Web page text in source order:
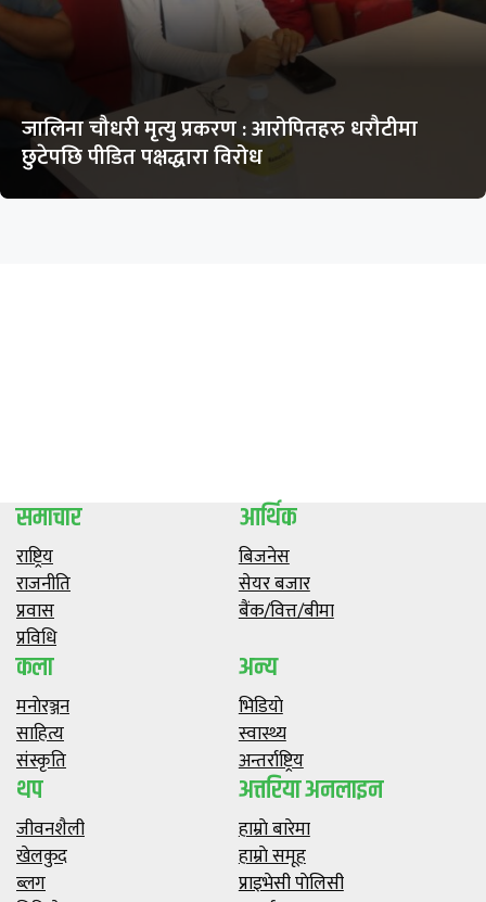
जालिना चौधरी मृत्यु प्रकरण : आरोपितहरु धरौटीमा
छुटेपछि पीडित पक्षद्धारा विरोध
समाचार
राष्ट्रिय
राजनीति
प्रवास
प्रविधि
आर्थिक
बिजनेस
सेयर बजार
बैंक/वित्त/बीमा
कला
मनाेरञ्जन
साहित्य
संस्कृति
अन्य
भिडियाे
स्वास्थ्य
अन्तर्राष्ट्रिय
थप
जीवनशैली
खेलकुद
ब्लग
अत्तरिया अनलाइन
हाम्राे बारेमा
हाम्राे समूह
प्राइभेसी पाेलिसी